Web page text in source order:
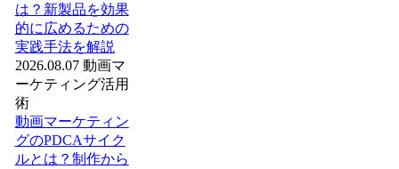
は？新製品を効果
的に広めるための
実践手法を解説
2026.08.07 動画マ
ーケティング活用
術
動画マーケティン
グのPDCAサイク
ルとは？制作から